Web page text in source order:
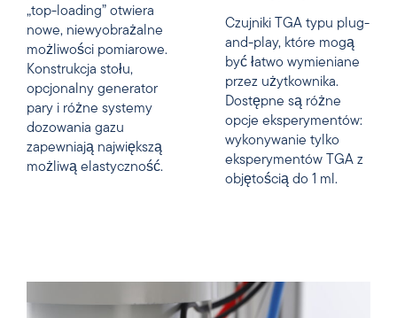
„top-loading” otwiera
nowe, niewyobrażalne
możliwości pomiarowe.
Konstrukcja stołu,
opcjonalny generator
pary i różne systemy
dozowania gazu
zapewniają największą
możliwą elastyczność.
Czujniki TGA typu plug-
and-play, które mogą
być łatwo wymieniane
przez użytkownika.
Dostępne są różne
opcje eksperymentów:
wykonywanie tylko
eksperymentów TGA z
objętością do 1 ml.